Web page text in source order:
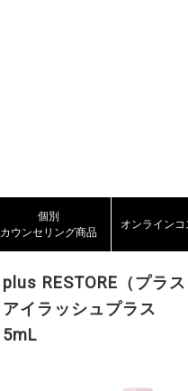
個別
カウンセリング商品
オンライン
plus RESTORE（プラス
アイラッシュプラス
5mL